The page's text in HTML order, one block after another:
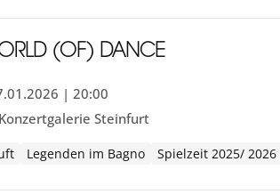
(OF) DANCE
| 20:00
Steinfurt
Legenden im Bagno Spielzeit 2025/ 2026